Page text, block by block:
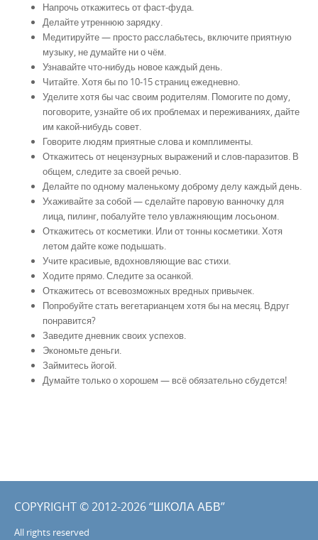
Напрочь откажитесь от фаст-фуда.
Делайте утреннюю зарядку.
Медитируйте — просто расслабьтесь, включите приятную
музыку, не думайте ни о чём.
Узнавайте что-нибудь новое каждый день.
Читайте. Хотя бы по 10-15 страниц ежедневно.
Уделите хотя бы час своим родителям. Помогите по дому,
поговорите, узнайте об их проблемах и переживаниях, дайте
им какой-нибудь совет.
Говорите людям приятные слова и комплименты.
Откажитесь от нецензурных выражений и слов-паразитов. В
общем, следите за своей речью.
Делайте по одному маленькому доброму делу каждый день.
Ухаживайте за собой — сделайте паровую ванночку для
лица, пилинг, побалуйте тело увлажняющим лосьоном.
Откажитесь от косметики. Или от тонны косметики. Хотя
летом дайте коже подышать.
Учите красивые, вдохновляющие вас стихи.
Ходите прямо. Следите за осанкой.
Откажитесь от всевозможных вредных привычек.
Попробуйте стать вегетарианцем хотя бы на месяц. Вдруг
понравится?
Заведите дневник своих успехов.
Экономьте деньги.
Займитесь йогой.
Думайте только о хорошем — всё обязательно сбудется!
COPYRIGHT © 2012-2026 “ШКОЛА АБВ”
All rights reserved